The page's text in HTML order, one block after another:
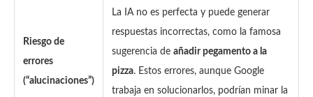
Riesgo de
errores
(“alucinaciones”)
La IA no es perfecta y puede generar
respuestas incorrectas, como la famosa
sugerencia de añadir pegamento a la
pizza. Estos errores, aunque Google
trabaja en solucionarlos, podrían minar la